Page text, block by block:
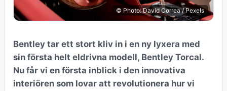
© Photo: David Correa / Pexels
Bentley tar ett stort kliv in i en ny lyxera med
sin första helt eldrivna modell, Bentley Torcal.
Nu får vi en första inblick i den innovativa
interiören som lovar att revolutionera hur vi